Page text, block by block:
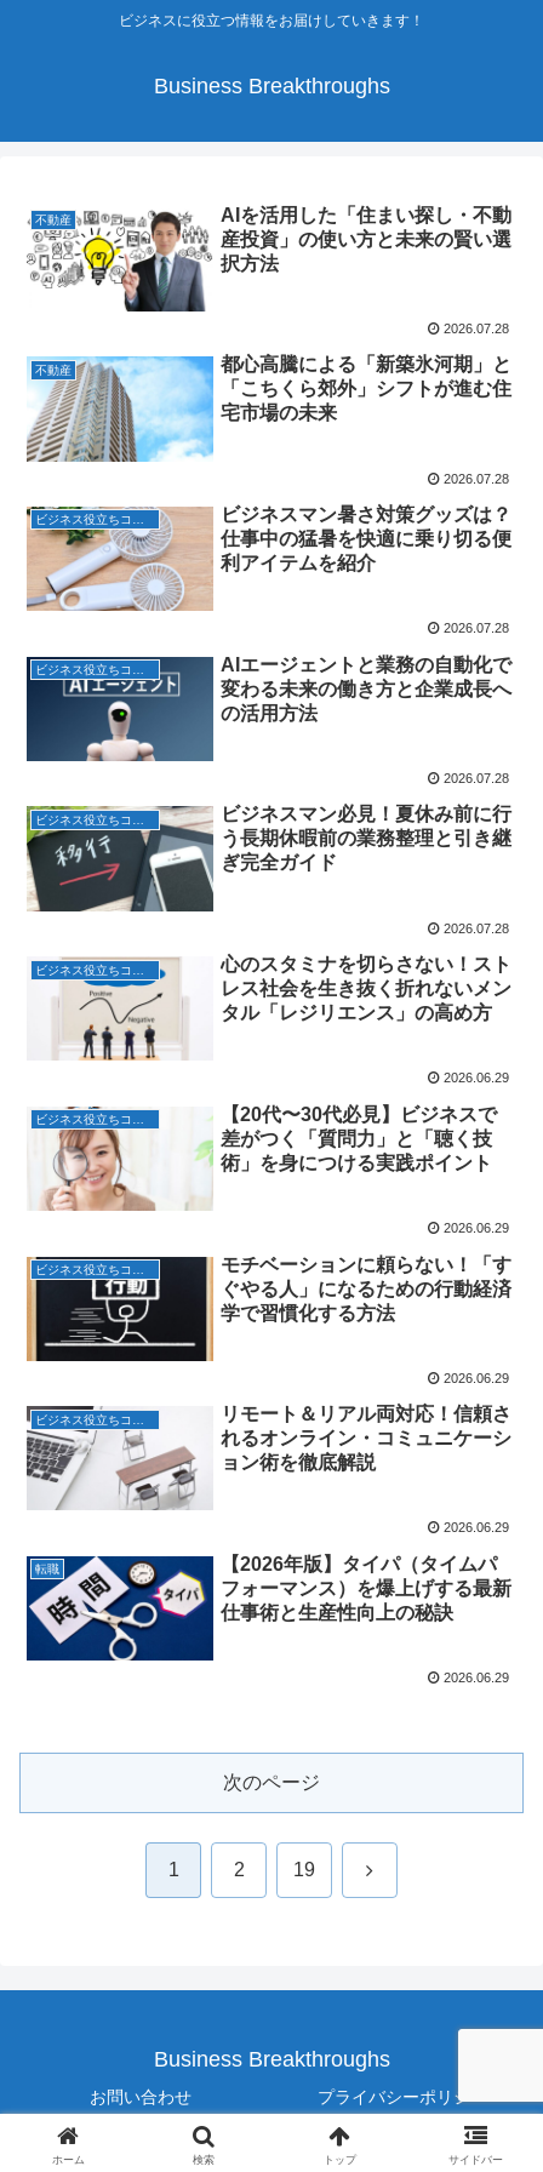
ビジネスに役立つ情報をお届けしていきます！
Business Breakthroughs
不動産
AIを活用した「住まい探し・不動
産投資」の使い方と未来の賢い選
択方法
2026.07.28
不動産
都心高騰による「新築氷河期」と
「こちくら郊外」シフトが進む住
宅市場の未来
2026.07.28
ビジネス役立ちコラム
ビジネスマン暑さ対策グッズは？
仕事中の猛暑を快適に乗り切る便
利アイテムを紹介
2026.07.28
AIエージェントと業務の自動化で
変わる未来の働き方と企業成長へ
の活用方法
2026.07.28
ビジネスマン必見！夏休み前に行
う長期休暇前の業務整理と引き継
ぎ完全ガイド
2026.07.28
心のスタミナを切らさない！スト
レス社会を生き抜く折れないメン
タル「レジリエンス」の高め方
2026.06.29
ビジネス役立ちコラム
【20代〜30代必見】ビジネスで
差がつく「質問力」と「聴く技
術」を身につける実践ポイント
2026.06.29
モチベーションに頼らない！「す
ぐやる人」になるための行動経済
学で習慣化する方法
2026.06.29
リモート＆リアル両対応！信頼さ
れるオンライン・コミュニケーシ
ョン術を徹底解説
2026.06.29
転職
【2026年版】タイパ（タイムパ
フォーマンス）を爆上げする最新
仕事術と生産性向上の秘訣
2026.06.29
次のページ
1 2 19 次
Business Breakthroughs
お問い合わせ プライバシーポリシー
© 2025 Business Breakthroughs.
ホーム 検索 トップ サイドバー